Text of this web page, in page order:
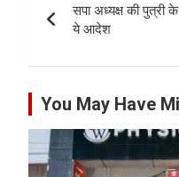
navigation
सपा अध्यक्ष की पुत्री
ये आदेश
You May Have